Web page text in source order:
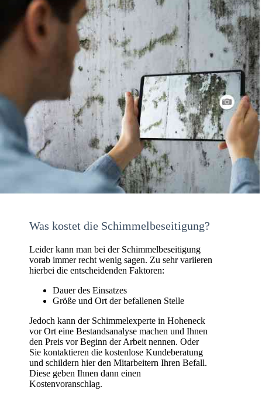
Was kostet die Schimmelbeseitigung?
Leider kann man bei der Schimmelbeseitigung
vorab immer recht wenig sagen. Zu sehr variieren
hierbei die entscheidenden Faktoren:
Dauer des Einsatzes
Größe und Ort der befallenen Stelle
Jedoch kann der Schimmelexperte in Hoheneck
vor Ort eine Bestandsanalyse machen und Ihnen
den Preis vor Beginn der Arbeit nennen. Oder
Sie kontaktieren die kostenlose Kundeberatung
und schildern hier den Mitarbeitern Ihren Befall.
Diese geben Ihnen dann einen
Kostenvoranschlag.